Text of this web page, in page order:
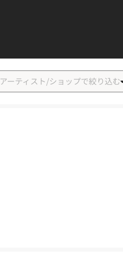
アーティスト/ショップで絞り込む